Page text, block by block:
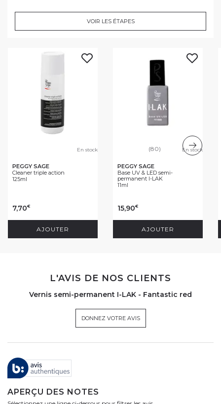
VOIR LES ÉTAPES
En stock
PEGGY SAGE
Cleaner triple action
125ml
7,70€
AJOUTER
(80) En stock
PEGGY SAGE
Base UV & LED semi-
permanent I-LAK
11ml
15,90€
AJOUTER
L'AVIS DE NOS CLIENTS
Vernis semi-permanent I-LAK - Fantastic red
DONNEZ VOTRE AVIS
APERÇU DES NOTES